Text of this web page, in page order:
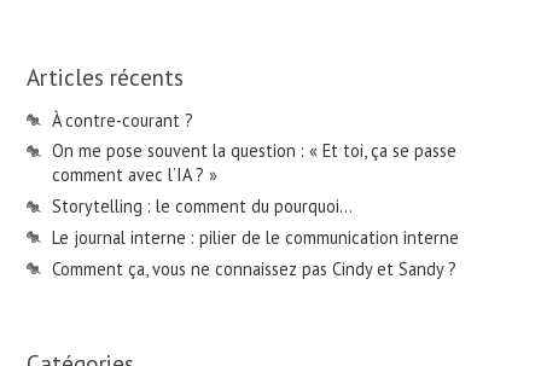
Articles récents
À contre-courant ?
On me pose souvent la question : « Et toi, ça se passe
comment avec l’IA ? »
Storytelling : le comment du pourquoi…
Le journal interne : pilier de le communication interne
Comment ça, vous ne connaissez pas Cindy et Sandy ?